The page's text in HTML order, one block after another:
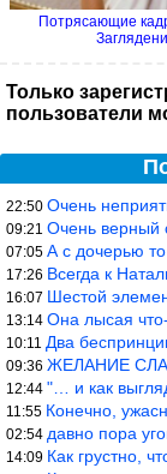
Потрясающие
Только
пользователи
22:50 Очень неприятно
09:21 Очень верный
07:05 А с дочерью
17:26 Всегда к
16:07 Шестой
13:14 Она лысая
10:11 Два
09:36 ЖЕЛАНИЕ
12:44 "… и как
11:55 Конечно,
02:54 давно пора
14:09 Как грустно,